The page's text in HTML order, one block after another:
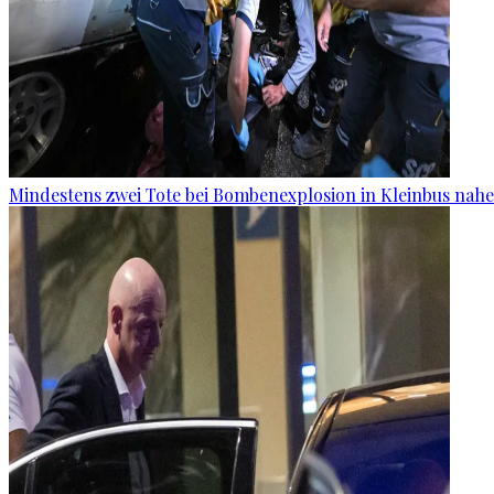
Mindestens zwei Tote bei Bombenexplosion in Kleinbus